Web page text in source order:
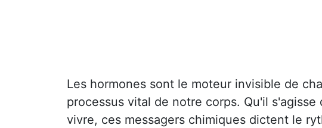
Les hormones sont le moteur invisible de
processus vital de notre corps. Qu'il
vivre, ces messagers chimiques dictent le